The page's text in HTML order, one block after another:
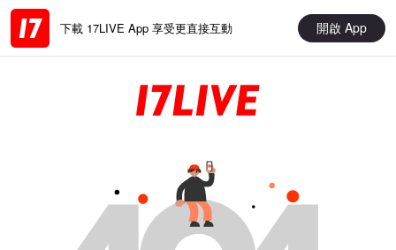
下載 17LIVE App 享受更直接互動 開啟 App